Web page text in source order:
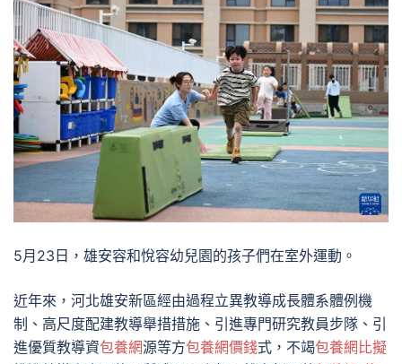
5月23日，雄安容和悅容幼兒園的孩子們在室外運動。
近年來，河北雄安新區經由過程立異教導成長體系體例機
制、高尺度配建教導舉措措施、引進專門研究教員步隊、引
進優質教導資包養網源等方包養網價錢式，不竭包養網比擬